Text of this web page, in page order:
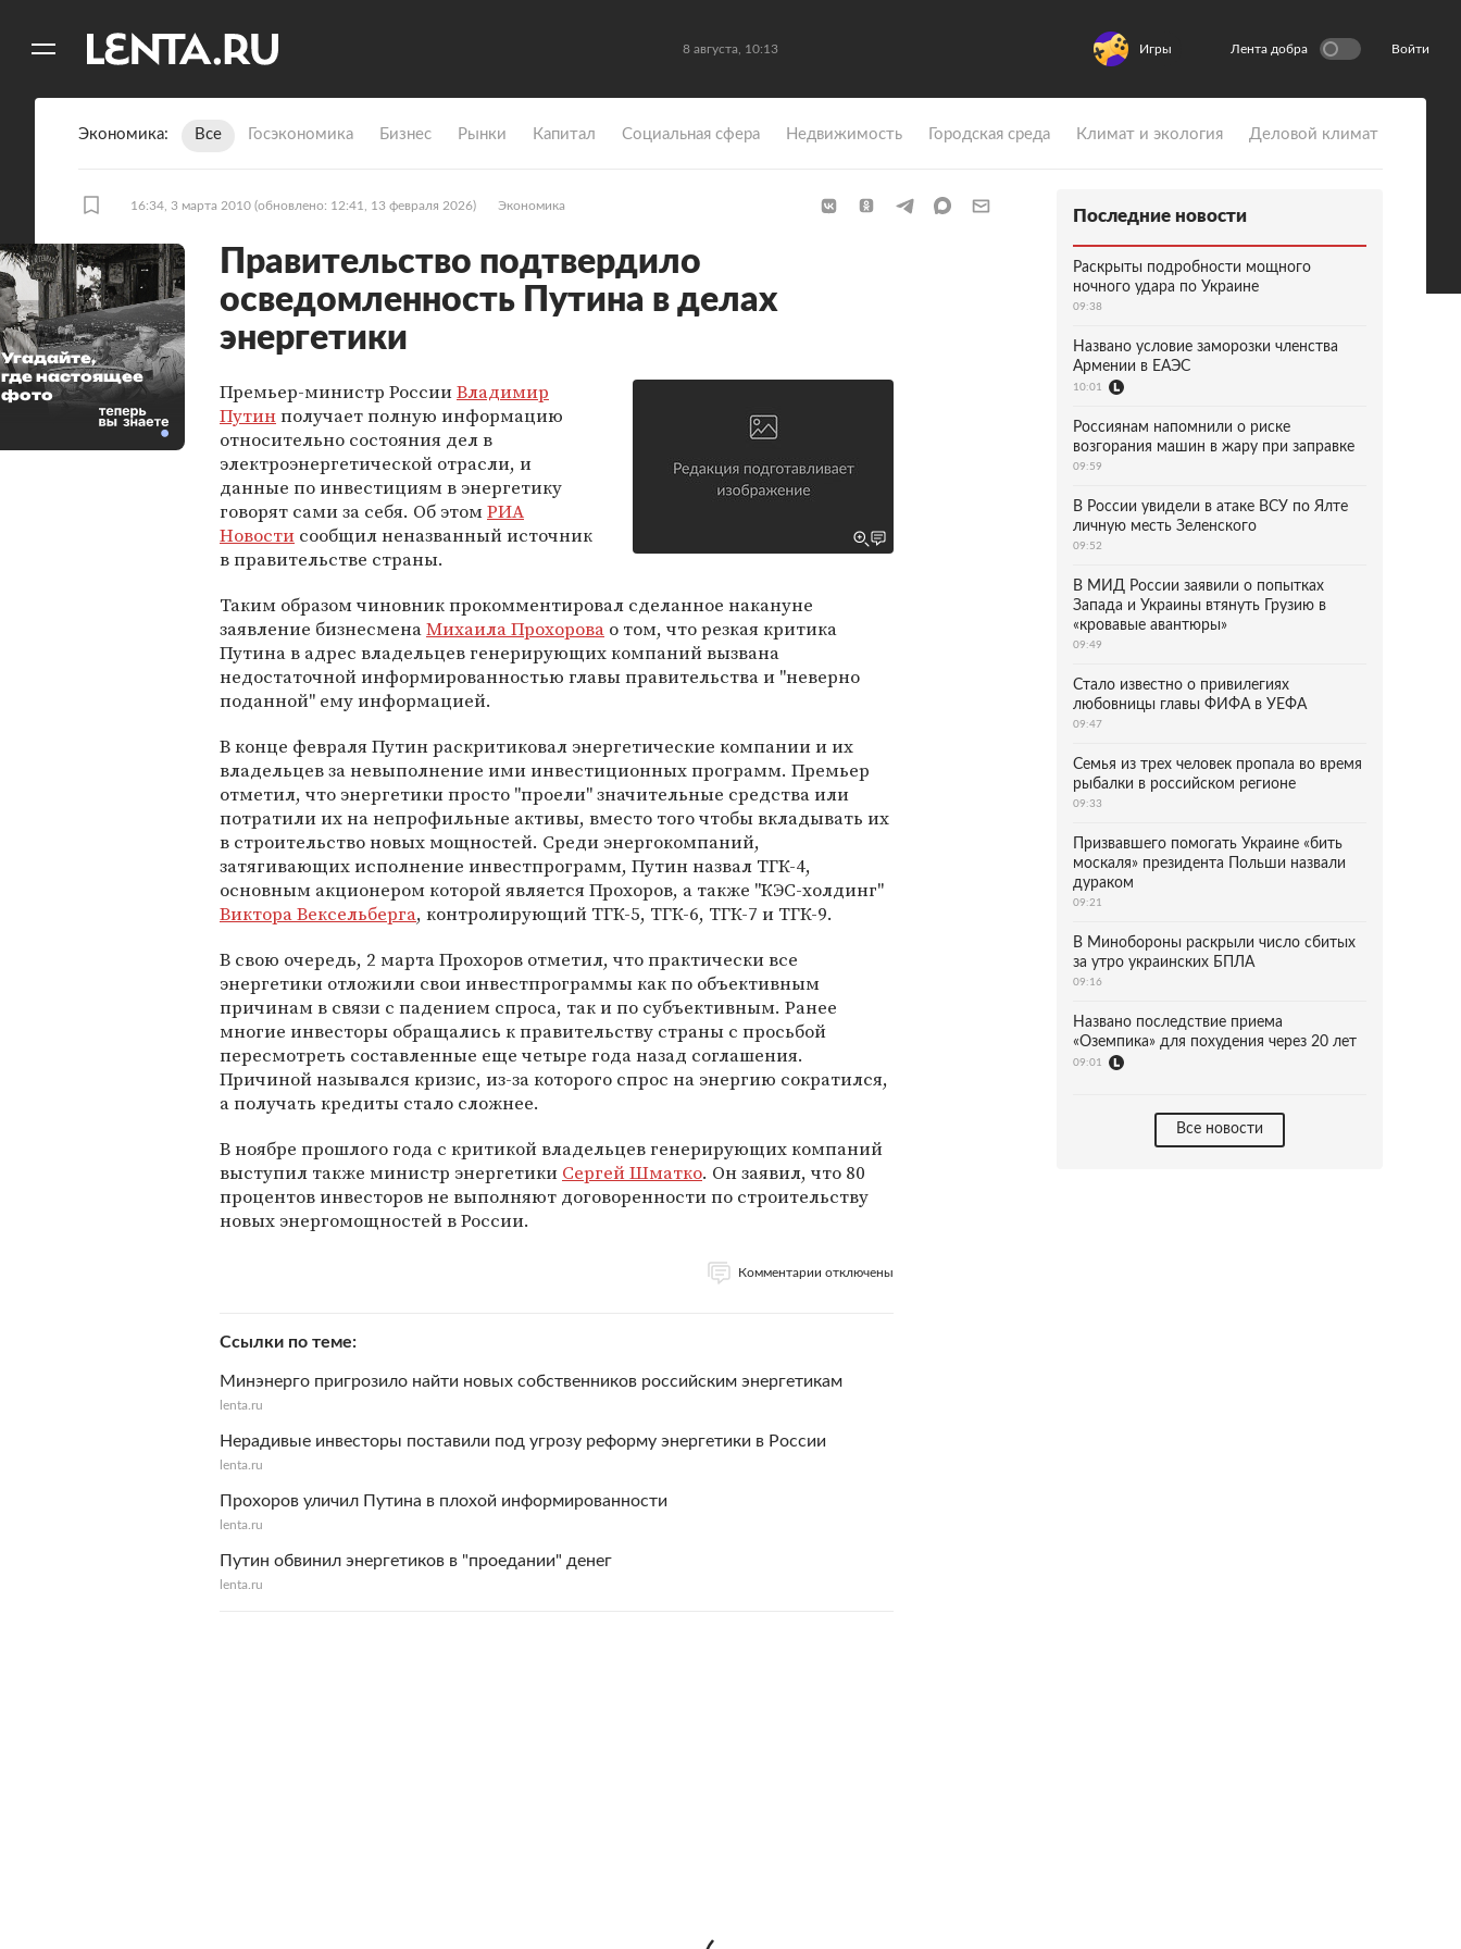
8 августа, 10:13 Игры Лента добра Войти
Экономика Все Госэкономика Бизнес Рынки Капитал Социальная сфера Недвижимость Городская среда Климат и экология Деловой климат
16:34, 3 марта 2010 (обновлено: 12:41, 13 февраля 2026) Экономика
Правительство подтвердило
осведомленность Путина в делах
энергетики
Премьер-министр РоссииВладимир
Путинполучает полную информацию
относительно состояния дел в
электроэнергетической отрасли, и
данные по инвестициям в энергетику
говорят сами за себя. Об этомРИА
Новости сообщил неназванный источник
в правительстве страны.
Таким образом чиновник прокомментировал сделанное накануне
заявление бизнесменаМихаила Прохорова о том, что резкая критика
Путина в адрес владельцев генерирующих компаний вызвана
недостаточной информированностью главы правительства и "неверно
поданной" ему информацией.
В конце февраля Путин раскритиковал энергетические компании и их
владельцев за невыполнение ими инвестиционных программ. Премьер
отметил, что энергетики просто "проели" значительные средства или
потратили их на непрофильные активы, вместо того чтобы вкладывать их
в строительство новых мощностей. Среди энергокомпаний,
затягивающих исполнение инвестпрограмм, Путин назвал ТГК-4,
основным акционером которой является Прохоров, а также "КЭС-холдинг"
Виктора Вексельберга, контролирующий ТГК-5, ТГК-6, ТГК-7 и ТГК-9.
В свою очередь, 2 марта Прохоров отметил, что практически все
энергетики отложили свои инвестпрограммы как по объективным
причинам в связи с падением спроса, так и по субъективным. Ранее
многие инвесторы обращались к правительству страны с просьбой
пересмотреть составленные еще четыре года назад соглашения.
Причиной назывался кризис, из-за которого спрос на энергию сократился,
а получать кредиты стало сложнее.
В ноябре прошлого года с критикой владельцев генерирующих компаний
выступил также министр энергетики Сергей Шматко. Он заявил, что 80
процентов инвесторов не выполняют договоренности по строительству
новых энергомощностей в России.
Комментарии отключены
Ссылки по теме
Минэнерго пригрозило найти новых собственников российским энергетикам
lenta.ru
Нерадивые инвесторы поставили под угрозу реформу энергетики в России
lenta.ru
Прохоров уличил Путина в плохой информированности
lenta.ru
Путин обвинил энергетиков в "проедании" денег
lenta.ru
Угадайте,
где настоящее
фото
Последние новости
Раскрыты подробности мощного
ночного удара по Украине
09:38
Названо условие заморозки членства
Армении в ЕАЭС
10:01
Россиянам напомнили о риске
возгорания машин в жару при заправке
09:59
В России увидели в атаке ВСУ по Ялте
личную месть Зеленского
09:52
В МИД России заявили о попытках
Запада и Украины втянуть Грузию в
«кровавые авантюры»
09:49
Стало известно о привилегиях
любовницы главы ФИФА в УЕФА
09:47
Семья из трех человек пропала во время
рыбалки в российском регионе
09:33
Призвавшего помогать Украине «бить
москаля» президента Польши назвали
дураком
09:21
В Минобороны раскрыли число сбитых
за утро украинских БПЛА
09:16
Названо последствие приема
«Оземпика» для похудения через 20 лет
09:01
Все новости